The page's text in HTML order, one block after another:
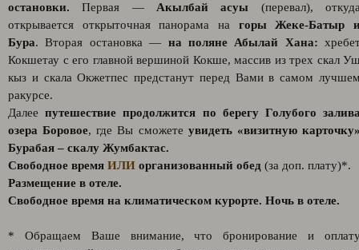
остановки. Первая — Акылбай асуы (перевал),
открывается открыточная панорама на горы Жеке-Батыр
Бура. Вторая остановка — на поляне Абылай Хана:
Кокшетау с его главной вершиной Кокше, массив из трех скал
кыз и скала Окжетпес предстанут перед Вами в самом
ракурсе.
Далеепутешествие продолжится по берегу Голубого
озера Боровое, где Вы сможете увидеть «визитную
Бурабая – скалу Жумбактас.
Свободное время ИЛИ организованный обед (за доп. плату)*.
Размещение в отеле.
Свободное время на климатическом курорте. Ночь в отеле.
* Обращаем Ваше внимание, что бронирование и